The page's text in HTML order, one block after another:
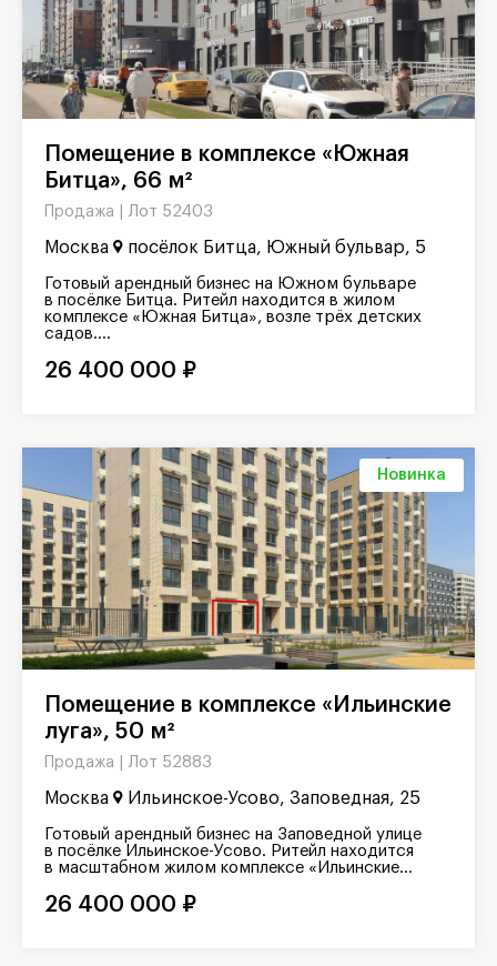
Битца», 66 м²
Продажа | Лот 52403
Москва посёлок Битца, Южный бульвар, 5
Готовый арендный бизнес на Южном бульваре
в посёлке Битца. Ритейл находится в жилом
комплексе «Южная Битца», возле трёх детских
садов....
26 400 000 ₽
Новинка
луга», 50 м²
Продажа | Лот 52883
Москва Ильинское-Усово, Заповедная, 25
Готовый арендный бизнес на Заповедной улице
в посёлке Ильинское-Усово. Ритейл находится
в масштабном жилом комплексе «Ильинские...
26 400 000 ₽